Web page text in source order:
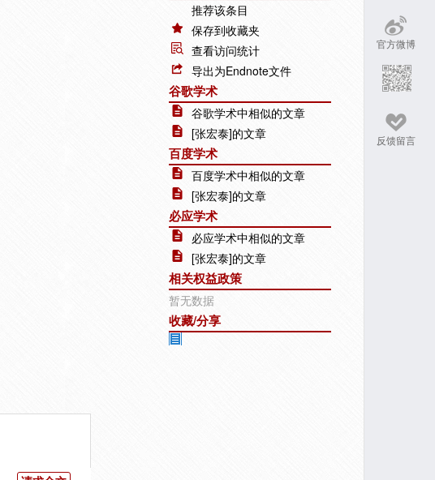
官方微博
反馈留言
推荐该条目
保存到收藏夹
查看访问统计
导出为Endnote文件
谷歌学术
谷歌学术中相似的文章
[张宏泰]的文章
百度学术
百度学术中相似的文章
[张宏泰]的文章
必应学术
必应学术中相似的文章
[张宏泰]的文章
相关权益政策
暂无数据
收藏/分享